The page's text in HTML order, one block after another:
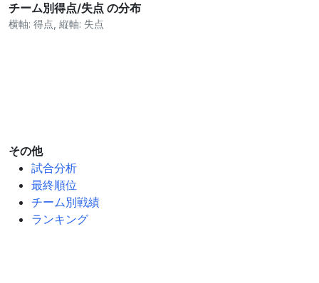
チーム別得点/失点 の分布
横軸: 得点, 縦軸: 失点
その他
試合分析
最終順位
チーム別戦績
ランキング